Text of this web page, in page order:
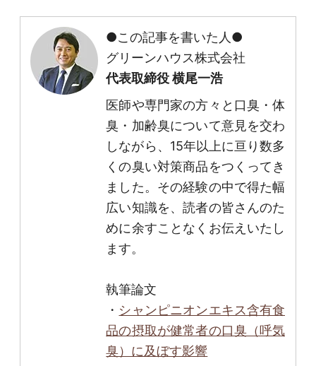
●この記事を書いた人●
グリーンハウス株式会社
代表取締役 横尾一浩
医師や専門家の方々と口臭・体
臭・加齢臭について意見を交わ
しながら、15年以上に亘り数多
くの臭い対策商品をつくってき
ました。その経験の中で得た幅
広い知識を、読者の皆さんのた
めに余すことなくお伝えいたし
ます。
執筆論文
・ シャンピニオンエキス含有食
品の摂取が健常者の口臭（呼気
臭）に及ぼす影響